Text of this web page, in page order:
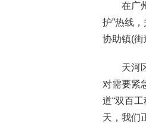
在广
护”热线
协助镇(街
天河
对需要紧
道“双百
天，我们